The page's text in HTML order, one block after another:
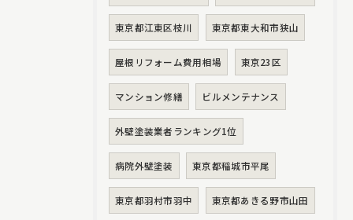
東京都江東区枝川 東京都東大和市狭山
屋根リフォーム費用相場 東京23区
マンション修繕 ビルメンテナンス
外壁塗装業者ランキング1位
病院外壁塗装 東京都稲城市平尾
東京都羽村市羽中 東京都あきる野市山田